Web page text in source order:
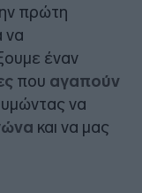
πρώτη
να
έναν
που αγαπούν
να
και να μας